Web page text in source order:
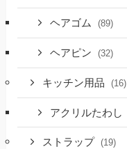
ヘアゴム (89)
ヘアピン (32)
キッチン用品 (16)
アクリルたわし
ストラップ (19)